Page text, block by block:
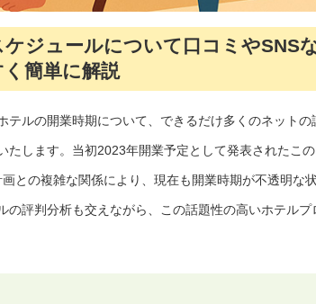
ジュールについて口コミやSNS
簡単に解説
ルの開業時期について、できるだけ多くのネットの
します。当初2023年開業予定として発表されたこ
との複雑な関係により、現在も開業時期が不透明な状
評判分析も交えながら、この話題性の高いホテルプ